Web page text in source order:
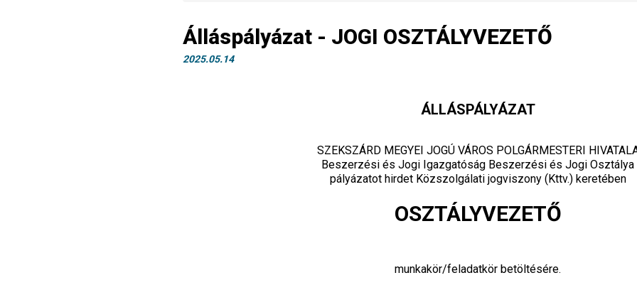
Álláspályázat - JOGI OSZTÁLYVEZETŐ
2025.05.14
ÁLLÁSPÁLYÁZAT
SZEKSZÁRD MEGYEI JOGÚ VÁROS POLGÁRMESTERI
Beszerzési és Jogi Igazgatóság Beszerzési és Jogi Osztálya
pályázatot hirdet Közszolgálati jogviszony (Kttv.) keretében
OSZTÁLYVEZETŐ
munkakör/feladatkör betöltésére.